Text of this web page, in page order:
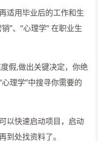
适用毕业后的工作和生
”、“心理学” 在职业生
假,做出关键决定，你绝
理学”中搜寻你需要的
以快速启动项目，启动
到处找资料了。